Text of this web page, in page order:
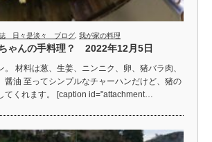
日々是淡々 ブログ 我が家の料理
ゃんの手料理？ 2022年12月5日
。 材料は葱、生姜、ニンニク、卵、猪バラ肉、
醤油 至ってシンプルなチャーハンだけど、猪の
てくれます。 [caption id="attachment…